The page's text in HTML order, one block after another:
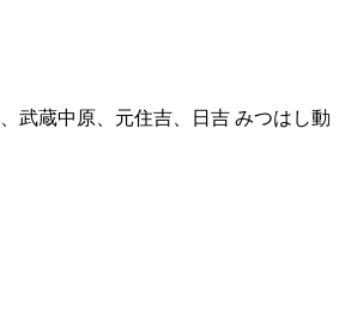
武蔵中原、元住吉、日吉 みつはし動